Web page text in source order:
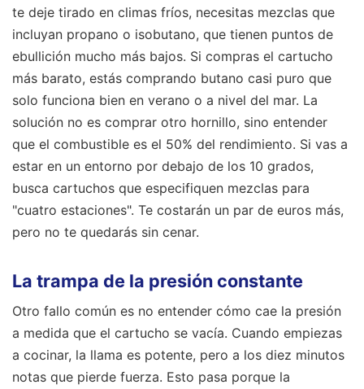
te deje tirado en climas fríos, necesitas mezclas que
incluyan propano o isobutano, que tienen puntos de
ebullición mucho más bajos. Si compras el cartucho
más barato, estás comprando butano casi puro que
solo funciona bien en verano o a nivel del mar. La
solución no es comprar otro hornillo, sino entender
que el combustible es el 50% del rendimiento. Si vas a
estar en un entorno por debajo de los 10 grados,
busca cartuchos que especifiquen mezclas para
"cuatro estaciones". Te costarán un par de euros más,
pero no te quedarás sin cenar.
La trampa de la presión constante
Otro fallo común es no entender cómo cae la presión
a medida que el cartucho se vacía. Cuando empiezas
a cocinar, la llama es potente, pero a los diez minutos
notas que pierde fuerza. Esto pasa porque la